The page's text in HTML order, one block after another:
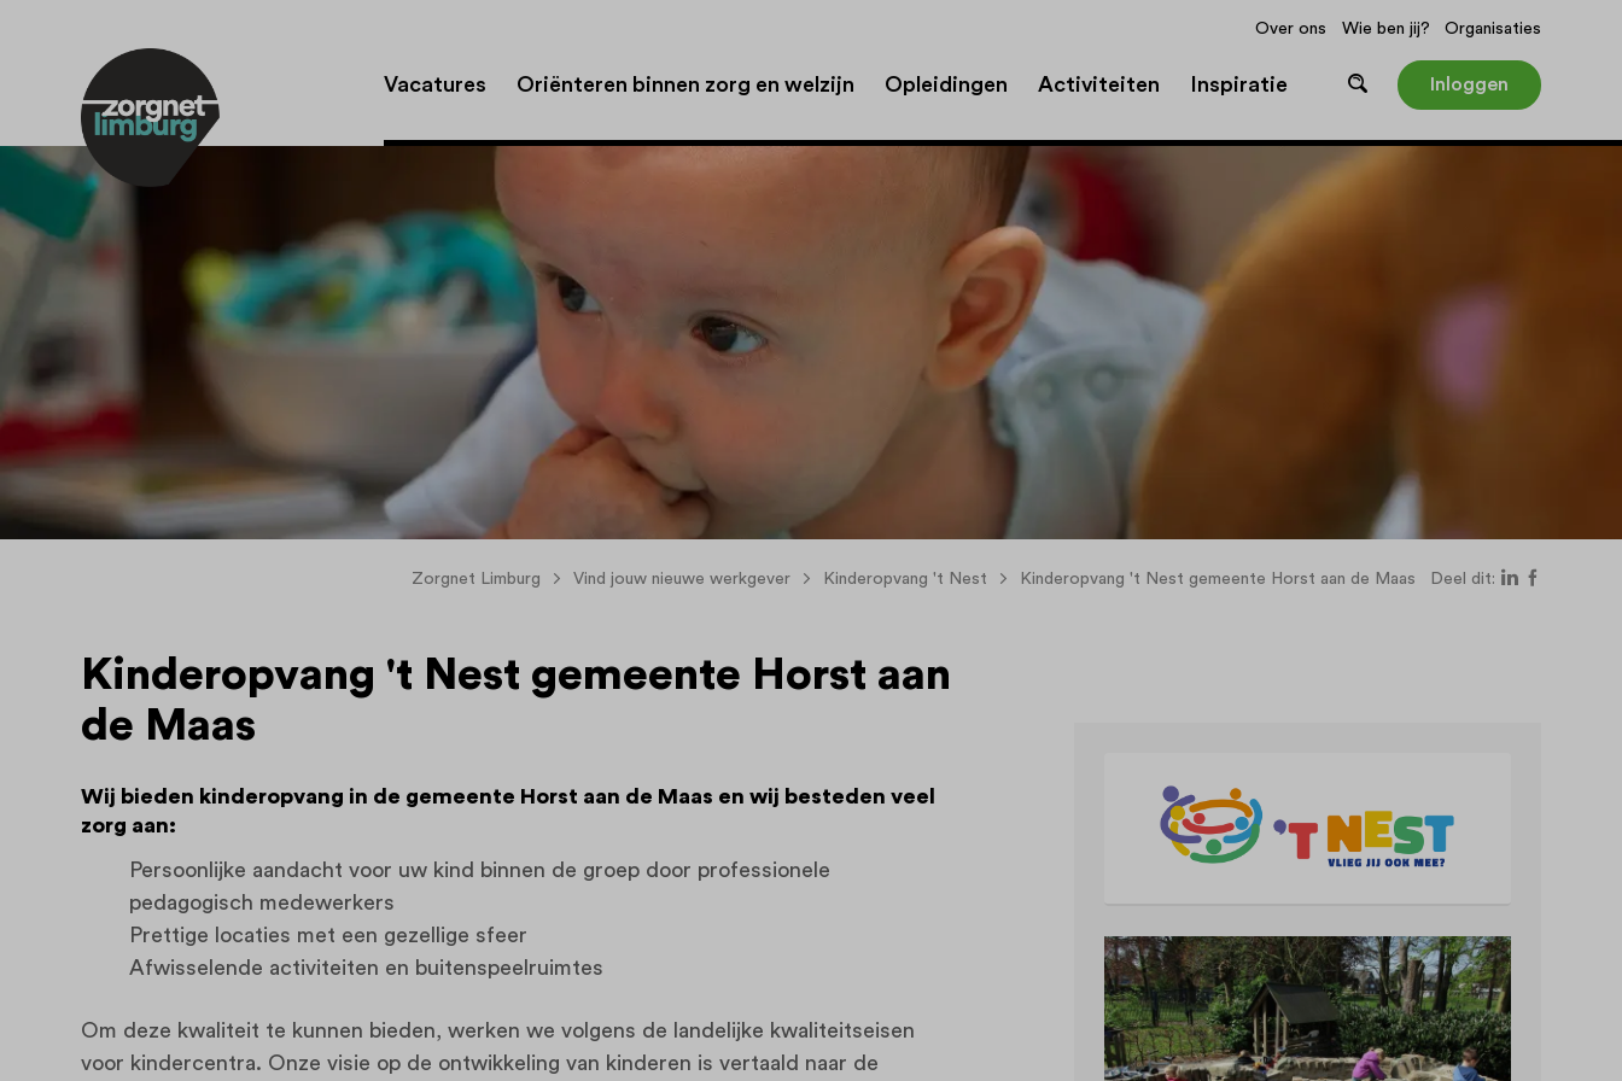
Over ons Wie ben jij? Organisaties
Vacatures Oriënteren binnen zorg en welzijn Opleidingen Activiteiten Inspiratie Inloggen
Zorgnet Limburg Vind jouw nieuwe werkgever Kinderopvang 't Nest Kinderopvang 't Nest gemeente Horst aan de Maas Deel dit:
Kinderopvang 't Nest gemeente Horst aan
de Maas
Wij bieden kinderopvang in de gemeente Horst aan de Maas en wij besteden veel
zorg aan:
Persoonlijke aandacht voor uw kind binnen de groep door professionele
pedagogisch medewerkers
Prettige locaties met een gezellige sfeer
Afwisselende activiteiten en buitenspeelruimtes
Om deze kwaliteit te kunnen bieden, werken we volgens de landelijke kwaliteitseisen
voor kindercentra. Onze visie op de ontwikkeling van kinderen is vertaald naar de